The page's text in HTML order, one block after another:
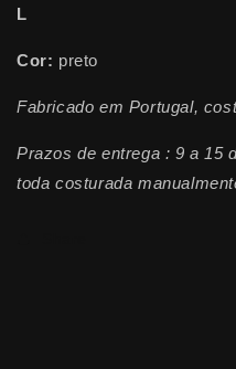
L
Cor: preto
Fabricado em Portugal,
Prazos de entrega : 9 a 15
toda costurada